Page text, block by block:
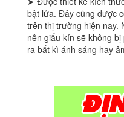
bật lửa. Đây cũng được
trên thị trường hiện nay.
nên giấu kín sẽ không
ra bất kì ánh sáng hay